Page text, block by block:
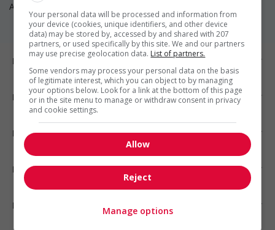
Aucun poste disponible pour l’instant. Revenez nous voir!
Emplois par ville
Emplois par secteur
Emplois par statut
Emplois par type
Nos suggestions
Your personal data will be processed and information from
your device (cookies, unique identifiers, and other device
data) may be stored by, accessed by and shared with 207
partners, or used specifically by this site. We and our partners
may use precise geolocation data. List of partners.
Some vendors may process your personal data on the basis
of legitimate interest, which you can object to by managing
your options below. Look for a link at the bottom of this page
or in the site menu to manage or withdraw consent in privacy
and cookie settings.
Allow
Reject
Manage options